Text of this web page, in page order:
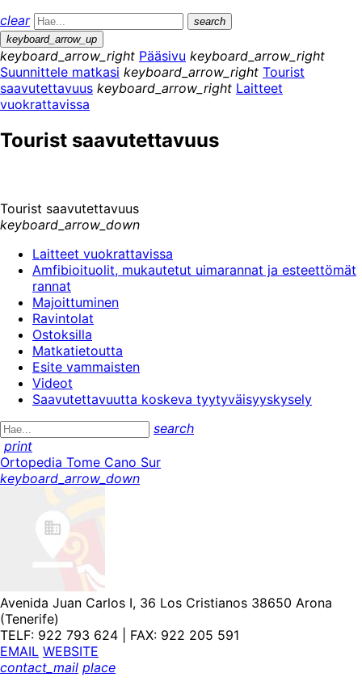
clear
search
keyboard_arrow_up
keyboard_arrow_right Pääsivu keyboard_arrow_right
Suunnittele matkasi keyboard_arrow_right Tourist
saavutettavuus keyboard_arrow_right Laitteet
vuokrattavissa
Tourist saavutettavuus
Tourist saavutettavuus
keyboard_arrow_down
Laitteet vuokrattavissa
Amfibioituolit, mukautetut uimarannat ja esteettömät
rannat
Majoittuminen
Ravintolat
Ostoksilla
Matkatietoutta
Esite vammaisten
Videot
Saavutettavuutta koskeva tyytyväisyyskysely
search
print
Ortopedia Tome Cano Sur
keyboard_arrow_down
Avenida Juan Carlos I, 36 Los Cristianos 38650 Arona
(Tenerife)
TELF: 922 793 624 | FAX: 922 205 591
EMAIL WEBSITE
contact_mail place